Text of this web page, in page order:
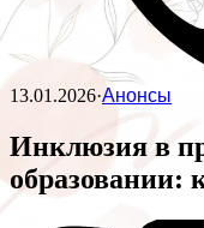
13.01.2026·Анонсы
Инклюзия в
образовании: